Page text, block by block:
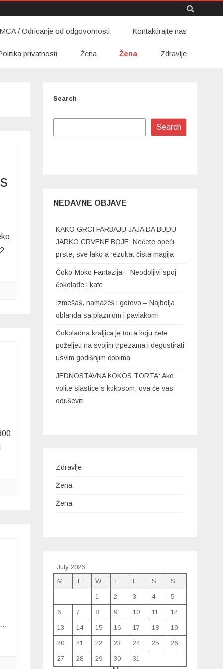
to/ Odricanje od odgovornosti Kontaktirajte nas
privatnosti Žena Žena Zdravlje
Search
Search
NEDAVNE OBJAVE
KAKO GRCI FARBAJU JAJA DA BUDU
JARKO CRVENE BOJE: Nećete opeći
prste, sve lako a rezultat čista magija
Čoko-Moko Fantazija – Neodoljivi spoj
čokolade i kafe
Izmešaš, namažeš i gotovo – Najbolja
oblanda sa plazmom i pavlakom!
Čokoladna kraljica je torta koju ćete
poželjeti na svojim trpezama i degustirati
usvim godišnjim dobima
JEDNOSTAVNA KOKOS TORTA: Ako
volite slastice s kokosom, ova će vas
oduševiti
Zdravlje
Žena
Žena
July 2026
M
T W T F S S
1 2 3 4 5
6 7 8 9 10 11 12
13 14 15 16 17 18 19
20 21 22 23 24 25 26
27 28 29 30 31